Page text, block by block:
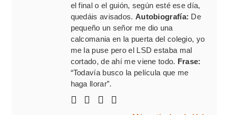
el final o el guión, según esté ese día,
quedáis avisados. Autobiografía: De
pequeño un señor me dio una
calcomania en la puerta del colegio, yo
me la puse pero el LSD estaba mal
cortado, de ahí me viene todo. Frase:
“Todavía busco la película que me
haga llorar”.